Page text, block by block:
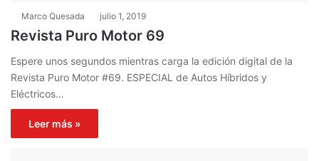
Marco Quesada julio 1, 2019
Revista Puro Motor 69
Espere unos segundos mientras carga la edición digital de la
Revista Puro Motor #69. ESPECIAL de Autos Híbridos y
Eléctricos…
Leer más »